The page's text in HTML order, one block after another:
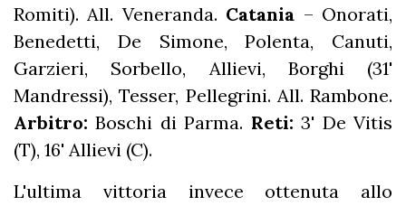
Romiti). All. Veneranda. Catania – Onorati,
Benedetti, De Simone, Polenta, Canuti,
Garzieri, Sorbello, Allievi, Borghi (31'
Mandressi), Tesser, Pellegrini. All. Rambone.
Arbitro: Boschi di Parma. Reti:3' De Vitis
(T), 16' Allievi (C).
L'ultima vittoria invece ottenuta allo